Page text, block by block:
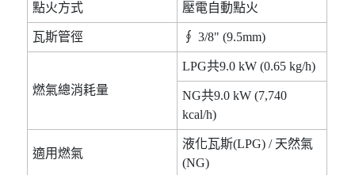
點火方式 壓電自動點火
瓦斯管徑 ∮ 3/8" (9.5mm)
燃氣總消耗量
LPG共9.0 kW (0.65 kg/h)
NG共9.0 kW (7,740
kcal/h)
適用燃氣
液化瓦斯(LPG) / 天然氣
(NG)